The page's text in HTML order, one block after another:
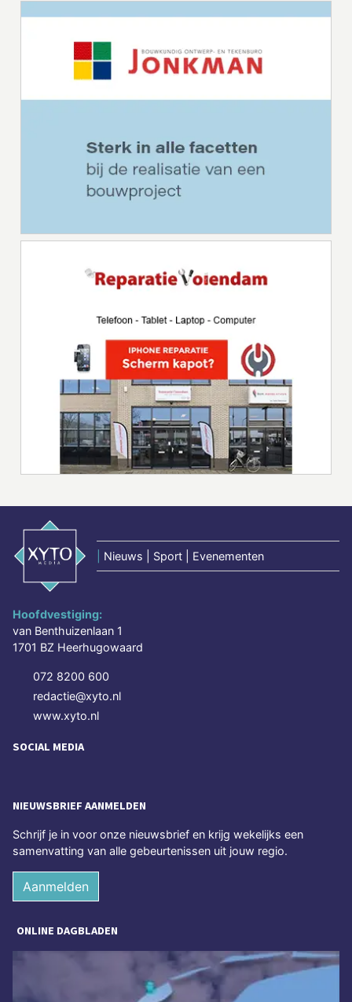
Nieuws | Sport | Evenementen
Hoofdvestiging:
van Benthuizenlaan 1
1701 BZ Heerhugowaard
072 8200 600
redactie@xyto.nl
www.xyto.nl
SOCIAL MEDIA
NIEUWSBRIEF AANMELDEN
Schrijf je in voor onze nieuwsbrief en krijg wekelijks een
samenvatting van alle gebeurtenissen uit jouw regio.
Aanmelden
ONLINE DAGBLADEN